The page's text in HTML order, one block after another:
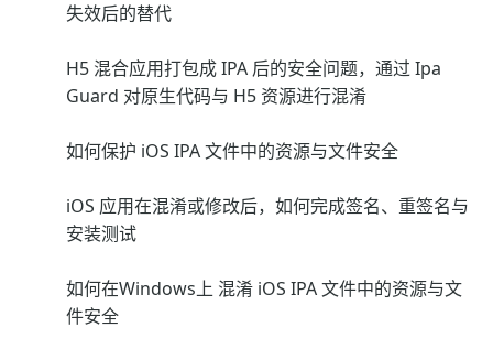
失效后的替代
H5 混合应用打包成 IPA 后的安全问题，通过 Ipa
Guard 对原生代码与 H5 资源进行混淆
如何保护 iOS IPA 文件中的资源与文件安全
iOS 应用在混淆或修改后，如何完成签名、重签名与
安装测试
如何在Windows上 混淆 iOS IPA 文件中的资源与文
件安全